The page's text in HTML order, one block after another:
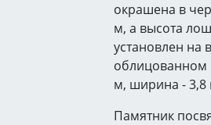
окрашена в
м, а высота
установлен на
облицованном
м, ширина - 3,8
Памятник